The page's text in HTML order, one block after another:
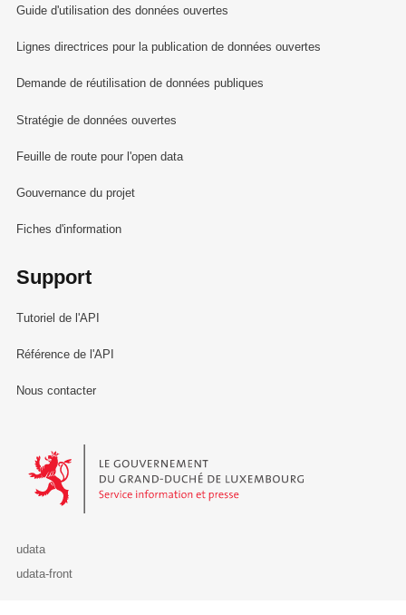
Guide d'utilisation des données ouvertes
Lignes directrices pour la publication de données ouvertes
Demande de réutilisation de données publiques
Stratégie de données ouvertes
Feuille de route pour l'open data
Gouvernance du projet
Fiches d'information
Support
Tutoriel de l'API
Référence de l'API
Nous contacter
Le Gouvernement du Grand-Duché de Luxembourg - Service
udata
udata-front